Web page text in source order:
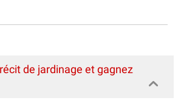
de jardinage et gagnez